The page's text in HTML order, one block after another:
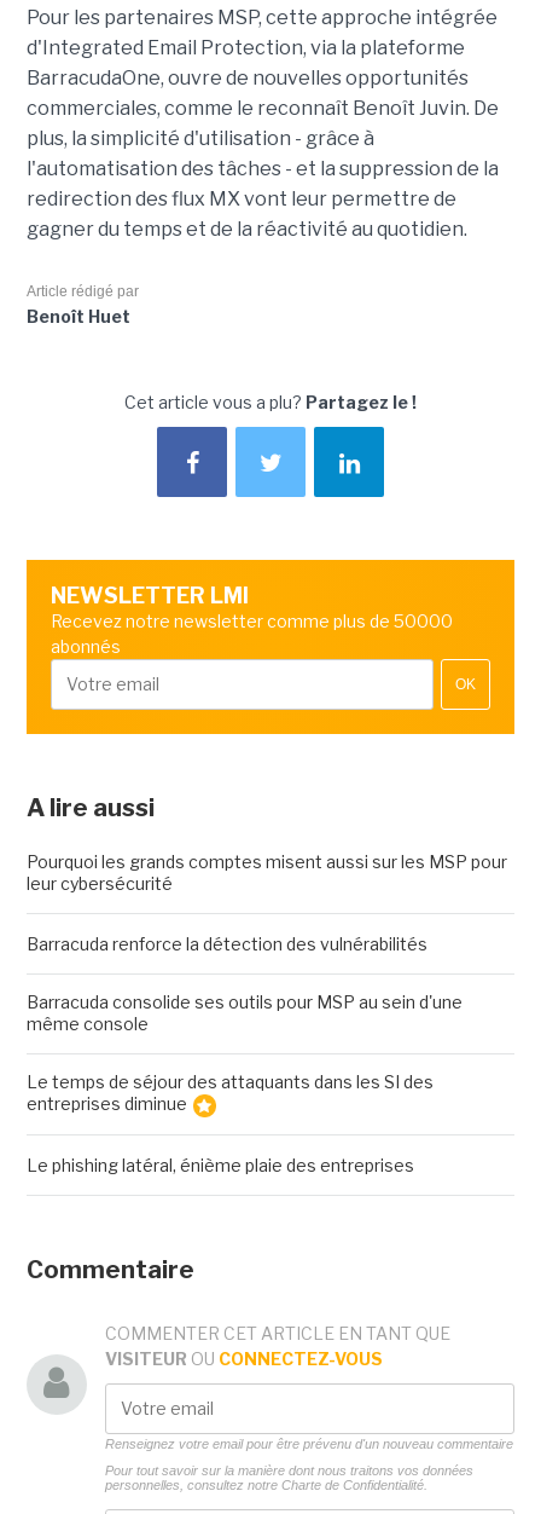
Pour les partenaires MSP, cette approche intégrée
d'Integrated Email Protection, via la plateforme
BarracudaOne, ouvre de nouvelles opportunités
commerciales, comme le reconnaît Benoît Juvin. De
plus, la simplicité d'utilisation - grâce à
l'automatisation des tâches - et la suppression de la
redirection des flux MX vont leur permettre de
gagner du temps et de la réactivité au quotidien.
Article rédigé par
Benoît Huet
Cet article vous a plu? Partagez le !
NEWSLETTER LMI
Recevez notre newsletter comme plus de 50000
abonnés
OK
A lire aussi
Pourquoi les grands comptes misent aussi sur les MSP pour
leur cybersécurité
Barracuda renforce la détection des vulnérabilités
Barracuda consolide ses outils pour MSP au sein d'une
même console
Le temps de séjour des attaquants dans les SI des
entreprises diminue
Le phishing latéral, énième plaie des entreprises
Commentaire
COMMENTER CET ARTICLE EN TANT QUE
VISITEUR OU CONNECTEZ-VOUS
Renseignez votre email pour être prévenu d'un nouveau commentaire
Pour tout savoir sur la manière dont nous traitons vos données
personnelles, consultez notre Charte de Confidentialité.